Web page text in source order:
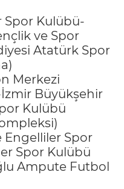
Spor Kulübü-
ve Spor
Atatürk Spor
Merkezi
Büyükşehir
Kulübü
Engelliler Spor
Spor Kulübü
Ampute Futbol